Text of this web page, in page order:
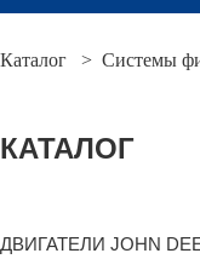
Каталог > Системы
КАТАЛОГ
ДВИГАТЕЛИ JOHN